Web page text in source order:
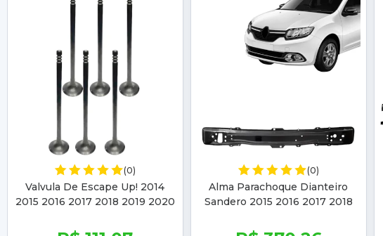
(0)
Valvula De Escape Up! 2014
2015 2016 2017 2018 2019 2020
2020 2021
(0)
Alma Parachoque Dianteiro
Sandero 2015 2016 2017 2018
2017 2018 2019